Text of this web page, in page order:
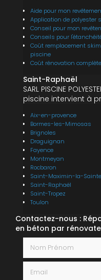
Aide pour mon
Application de polyester
Conseil pour mon
Conseils pour
Coût remplacement
piscine
Coût rénovation
Saint-Raphaël
SARL PISCINE
piscine intervient à
Aix-en-provence
Bormes-les-Mimosas
Brignoles
Draguignan
Fayence
Montmeyan
Rocbaron
Saint-Maximin-la-
Saint-Raphaël
Saint-Tropez
Toulon
Contactez-nous :
en béton par